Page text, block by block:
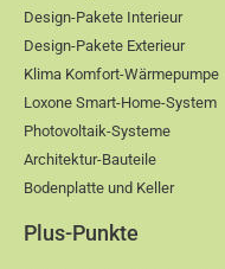
Design-Pakete Interieur
Design-Pakete Exterieur
Klima Komfort-Wärmepumpe
Loxone Smart-Home-System
Photovoltaik-Systeme
Architektur-Bauteile
Bodenplatte und Keller
Plus-Punkte